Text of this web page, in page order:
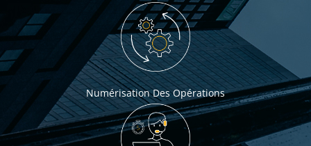
Numérisation Des Opérations